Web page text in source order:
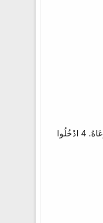
1 مَزْمُورُ حَمْدٍ اِهْتِفِي لِلرَّبِّ يَا كُلَّ الأَرْضِ. 2 اعْبُدُوا الرَّبَّ بِفَرَحٍ. ادْخُلُوا إِلَى حَضْرَتِهِ بِتَرَنُّمٍ. 3 اعْلَمُوا أَنَّ الرَّبَّ هُوَ اللهُ. هُوَ صَنَعَنَا وَلَهُ نَحْنُ شَعْبُهُ وَغَنَمُ مَرْعَاهُ. 4 ادْخُلُوا